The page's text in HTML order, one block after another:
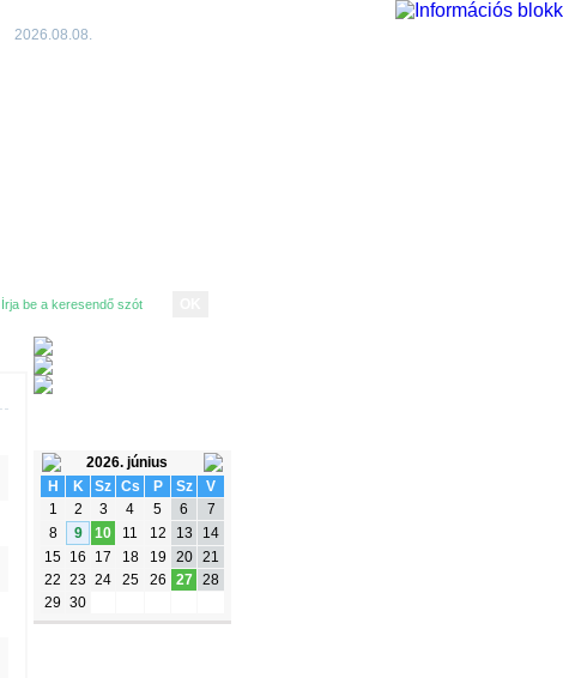
2026.08.08.
2026. június
H
K Sz Cs P Sz
V
1
2 3 4 5 6
7
8
9 10 11 12 13
14
15 16 17 18 19 20
21
22 23 24 25 26 27
28
29 30